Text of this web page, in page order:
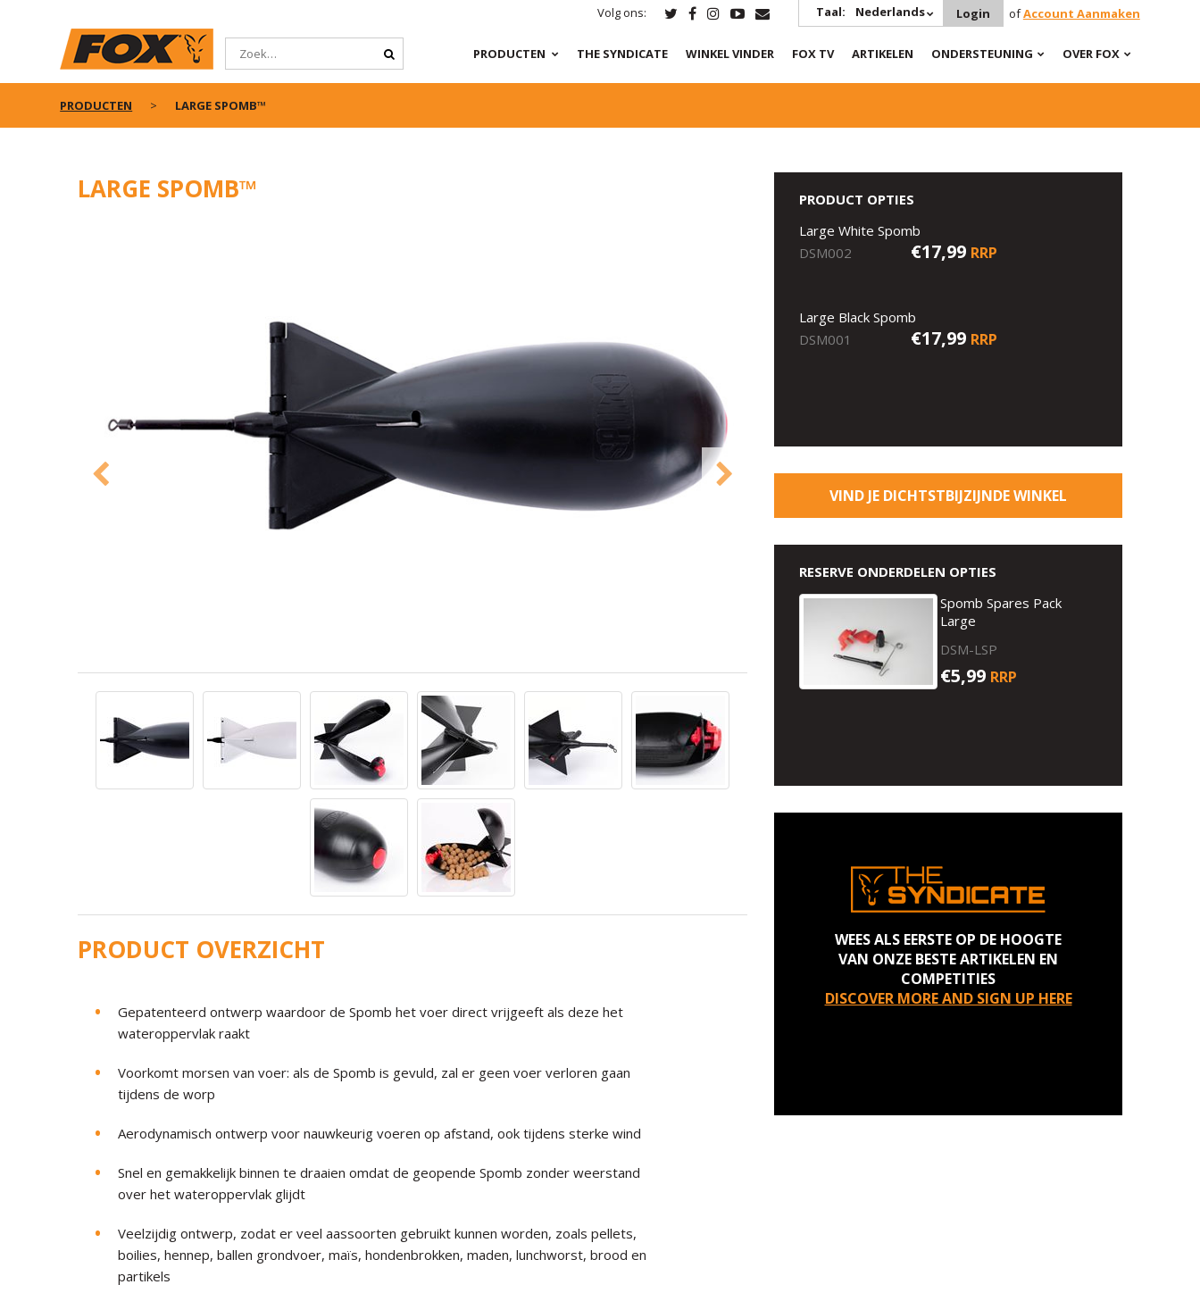
Volg ons: Taal: Nederlands Login ofAccount Aanmaken
PRODUCTEN THE SYNDICATE WINKEL VINDER FOX TV ARTIKELEN ONDERSTEUNING OVER FOX
PRODUCTEN LARGE SPOMB™
LARGE SPOMB™
PRODUCT OVERZICHT
Gepatenteerd ontwerp waardoor de Spomb het voer direct vrijgeeft als deze het
wateroppervlak raakt
Voorkomt morsen van voer: als de Spomb is gevuld, zal er geen voer verloren gaan
tijdens de worp
Aerodynamisch ontwerp voor nauwkeurig voeren op afstand, ook tijdens sterke wind
Snel en gemakkelijk binnen te draaien omdat de geopende Spomb zonder weerstand
over het wateroppervlak glijdt
Veelzijdig ontwerp, zodat er veel aassoorten gebruikt kunnen worden, zoals pellets,
boilies, hennep, ballen grondvoer, maïs, hondenbrokken, maden, lunchworst, brood en
partikels
PRODUCT OPTIES
Large White Spomb
DSM002
€17,99 RRP
Large Black Spomb
DSM001
€17,99 RRP
VIND JE DICHTSTBIJZIJNDE WINKEL
RESERVE ONDERDELEN OPTIES
Spomb Spares Pack
Large
DSM-LSP
€5,99 RRP
WEES ALS EERSTE OP DE HOOGTE
VAN ONZE BESTE ARTIKELEN EN
COMPETITIES
DISCOVER MORE AND SIGN UP HERE